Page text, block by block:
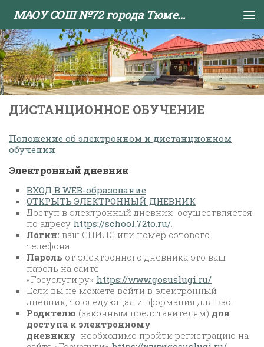
Skip to content МАОУ СОШ №72 города Тюмени
ДИСТАНЦИОННОЕ ОБУЧЕНИЕ
Положение об электронном и дистанционном
обучении
Электронный дневник
ВХОД В WEB-образование
ОТКРЫТЬ ЭЛЕКТРОННЫЙ ДНЕВНИК
Доступ в электронный дневник осуществляется
по адресу https://school.72to.ru/.
Логин: ваш СНИЛС или номер сотового
телефона.
Пароль от электронного дневника это ваш
пароль на сайте
«Госуслуги.ру» https://www.gosuslugi.ru/
Если вы не можете войти в электронный
дневник, то следующая информация для вас.
Родителю (законным представителям) для
доступа к электронному
дневнику необходимо пройти регистрацию на